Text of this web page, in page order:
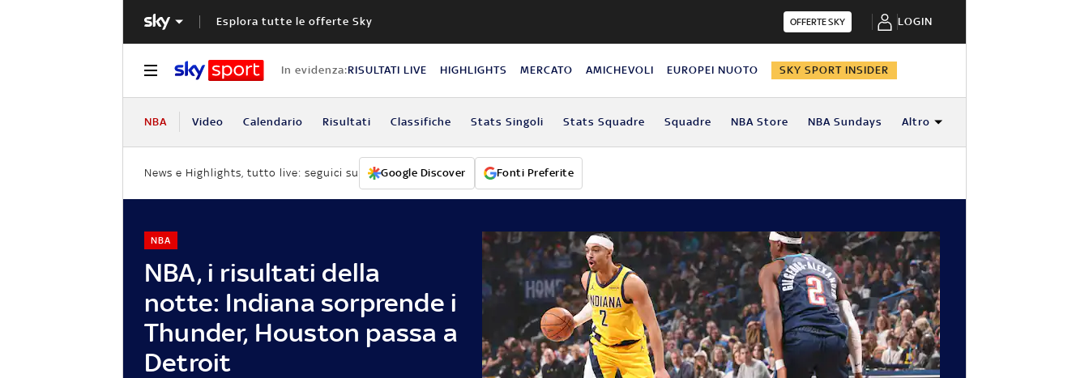
Esplora tutte le offerte Sky OFFERTE SKY LOGIN
In evidenza:RISULTATI LIVE HIGHLIGHTS MERCATO AMICHEVOLI EUROPEI NUOTO SKY SPORT INSIDER
NBA Video Calendario Risultati Classifiche Stats Singoli Stats Squadre Squadre NBA Store NBA Sundays Altro
News e Highlights, tutto live: seguici su Google Discover Fonti Preferite
NBA, i risultati della
notte: Indiana sorprende i
Thunder, Houston passa a
Detroit
NBA